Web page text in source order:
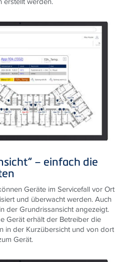
– einfach die
Geräte im Servicefall vor Ort
und überwacht werden. Auch
der Grundrissansicht angezeigt.
Gerät erhält der Betreiber die
in der Kurzübersicht und von dort
Gerät.